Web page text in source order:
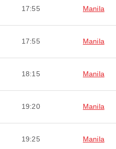
17:55 Manila
17:55 Manila
18:15 Manila
19:20 Manila
19:25 Manila